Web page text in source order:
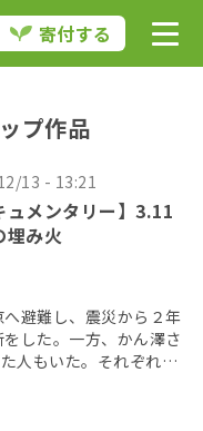
寄付する
プ作品
13 - 13:21
ュメンタリー】3.11
埋み火
避難し、震災から２年
した。一方、かん澤さ
人もいた。それぞれが